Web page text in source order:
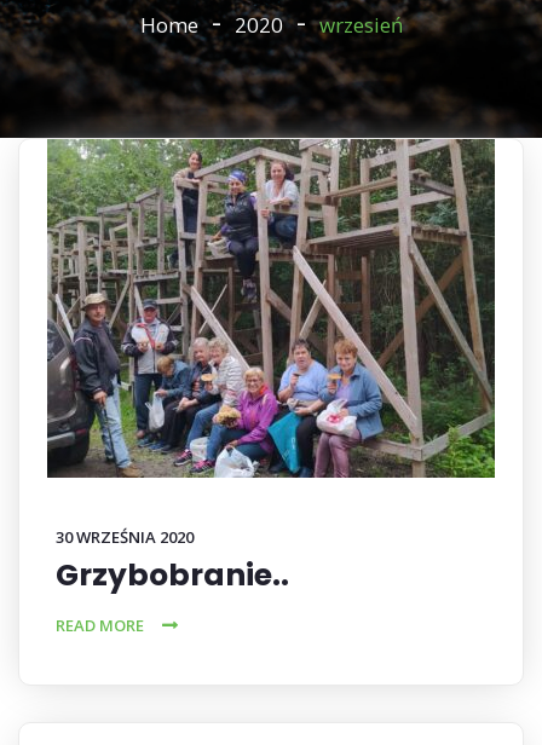
Home 2020 wrzesień
30 WRZEŚNIA 2020
Grzybobranie..
READ MORE